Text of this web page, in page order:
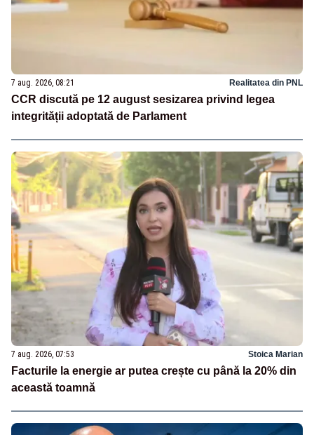
7 aug. 2026, 08:21 Realitatea din PNL
CCR discută pe 12 august sesizarea privind legea
integrității adoptată de Parlament
7 aug. 2026, 07:53 Stoica Marian
Facturile la energie ar putea crește cu până la 20% din
această toamnă